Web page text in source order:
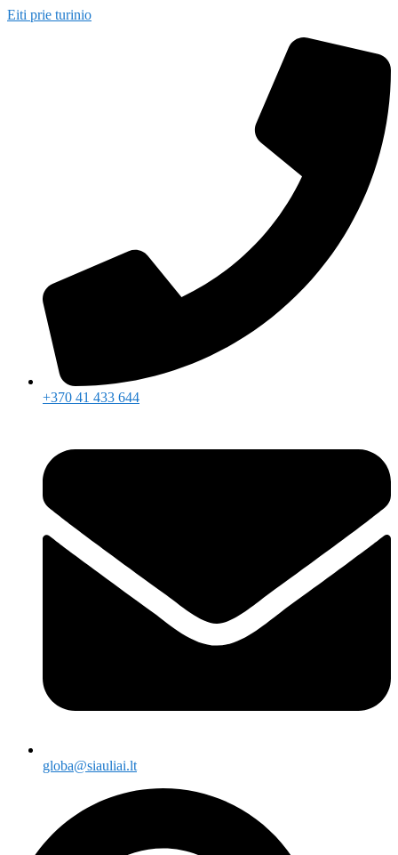
Eiti prie turinio
+370 41 433 644
globa@siauliai.lt